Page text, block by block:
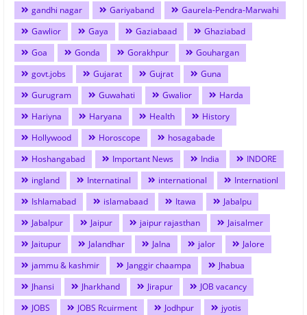
gandhi nagar Gariyaband
Gaurela-Pendra-Marwahi
Gawlior
Gaya Gaziabaad
Ghaziabad
Goa
Gonda Gorakhpur
Gouhargan
govt.jobs
Gujarat Gujrat
Guna
Gurugram
Guwahati Gwalior
Harda
Hariyna
Haryana Health
History
Hollywood
Horoscope
hosagabade
Hoshangabad
Important News India
INDORE
ingland
Internatinal international
Internationl
Ishlamabad
islamabaad Itawa
Jabalpu
Jabalpur
Jaipur jaipur rajasthan
Jaisalmer
Jaitupur
Jalandhar Jalna jalor
Jalore
jammu & kashmir
Janggir chaampa
Jhabua
Jhansi
Jharkhand Jirapur
JOB vacancy
JOBS
JOBS Rcuirment Jodhpur
jyotis